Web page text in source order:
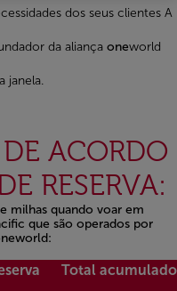
dos seus clientes A
da aliança oneworld
janela.
ACORDO
RESERVA:
milhas quando voar em
que são operados por
Total